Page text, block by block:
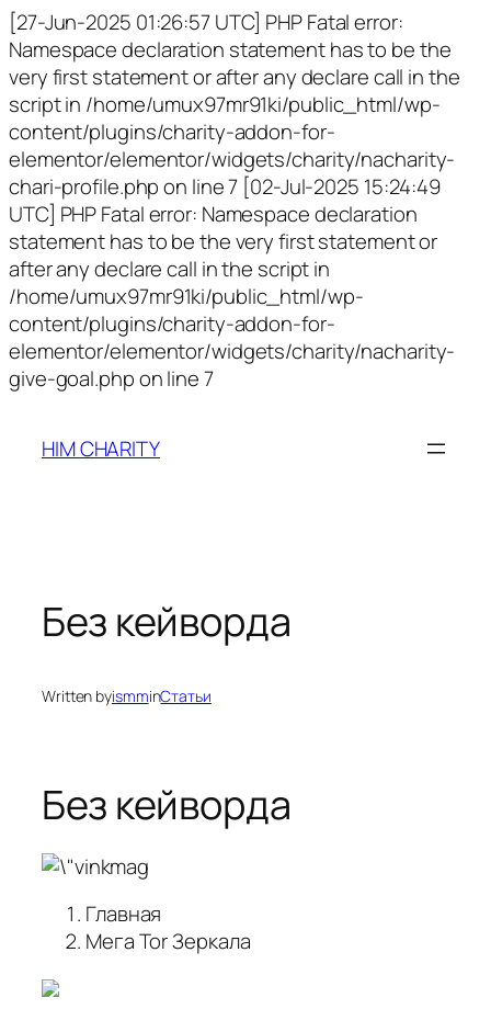
[27-Jun-2025 01:26:57 UTC] PHP Fatal error:
Namespace declaration statement has to be the
very first statement or after any declare call in the
script in /home/umux97mr91ki/public_html/wp-
content/plugins/charity-addon-for-
elementor/elementor/widgets/charity/nacharity-
chari-profile.php on line 7 [02-Jul-2025 15:24:49
UTC] PHP Fatal error: Namespace declaration
statement has to be the very first statement or
after any declare call in the script in
/home/umux97mr91ki/public_html/wp-
content/plugins/charity-addon-for-
elementor/elementor/widgets/charity/nacharity-
give-goal.php on line 7
HIM CHARITY
Без кейворда
Written byismminСтатьи
Без кейворда
Главная
Мега Tor Зеркала